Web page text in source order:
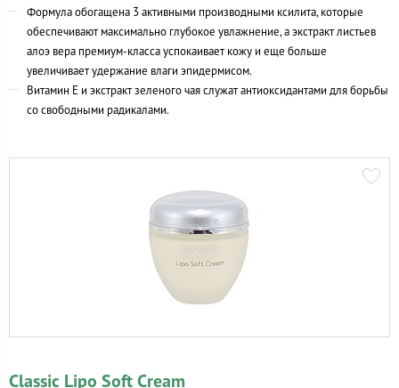
Формула обогащена 3 активными производными ксилита, которые
обеспечивают максимально глубокое увлажнение, а экстракт листьев
алоэ вера премиум-класса успокаивает кожу и еще больше
увеличивает удержание влаги эпидермисом.
Витамин Е и экстракт зеленого чая служат антиоксидантами для борьбы
со свободными радикалами.
Classic Lipo Soft Cream